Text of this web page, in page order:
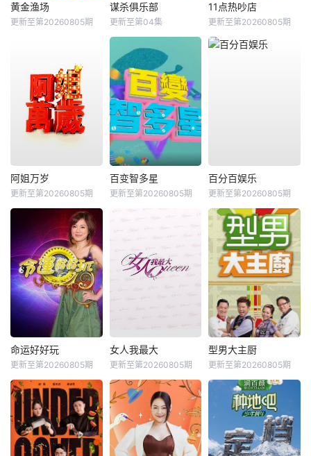
黄金渔场
更新至第20260805期
谋杀俱乐部
更新至第04集
11点热吵店
更新至第20260805期
阿姐万岁
更新至第20260805期
百变智多星
更新至第20260805期
百分百娱乐
更新至第20260805期
命运好好玩
更新至第20260805期
女人我最大
更新至第20260805期
型男大主厨
更新至第20260805期